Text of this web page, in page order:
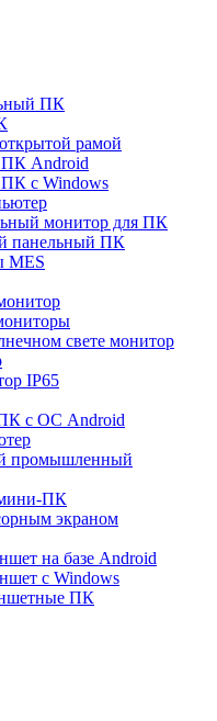
ПК
рамой
Android
с Windows
монитор для ПК
панельный ПК
MES
свете монитор
IP65
с ОС Android
промышленный
ПК
экраном
на базе Android
с Windows
ПК